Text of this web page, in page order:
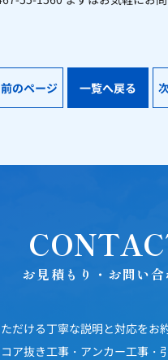
前のページ 一覧へ戻る
お見積もり・お問い合
だける丁寧な説明と対応をお
ア抜き工事・アンカー工事・